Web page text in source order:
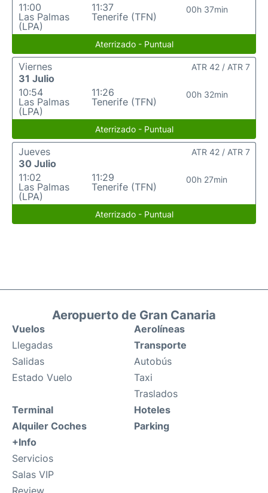
11:00
Las Palmas
(LPA)
11:37
Tenerife (TFN)
00h 37min
Aterrizado - Puntual
Viernes
31 Julio
10:54
Las Palmas
(LPA)
11:26
Tenerife (TFN)
00h 32min
ATR 42 / ATR 7
Aterrizado - Puntual
Jueves
30 Julio
11:02
Las Palmas
(LPA)
11:29
Tenerife (TFN)
00h 27min
ATR 42 / ATR 7
Aterrizado - Puntual
Aeropuerto de Gran Canaria
Vuelos
Llegadas
Salidas
Estado Vuelo
Aerolíneas
Transporte
Autobús
Taxi
Traslados
Terminal
Alquiler Coches
+Info
Servicios
Salas VIP
Review
Hoteles
Parking